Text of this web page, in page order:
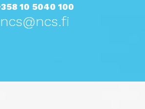
10 5040 100
ncs@ncs.fi